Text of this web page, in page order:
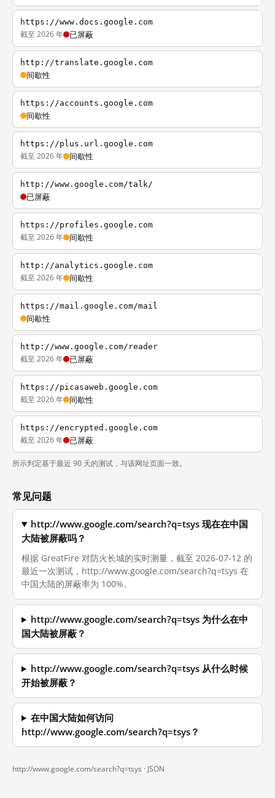
https://www.docs.google.com
截至 2026 年 已屏蔽
http://translate.google.com
间歇性
https://accounts.google.com
间歇性
https://plus.url.google.com
截至 2026 年 间歇性
http://www.google.com/talk/
已屏蔽
https://profiles.google.com
截至 2026 年 间歇性
http://analytics.google.com
截至 2026 年 间歇性
https://mail.google.com/mail
间歇性
http://www.google.com/reader
截至 2026 年 已屏蔽
https://picasaweb.google.com
截至 2026 年 间歇性
https://encrypted.google.com
截至 2026 年 已屏蔽
所示判定基于最近 90 天的测试，与该网址页面一致。
常见问题
http://www.google.com/search?q=tsys 现在在中国
大陆被屏蔽吗？
根据 GreatFire 对防火长城的实时测量，截至 2026-07-12 的
最近一次测试，http://www.google.com/search?q=tsys 在
中国大陆的屏蔽率为 100%。
http://www.google.com/search?q=tsys 为什么在中
国大陆被屏蔽？
http://www.google.com/search?q=tsys 从什么时候
开始被屏蔽？
在中国大陆如何访问
http://www.google.com/search?q=tsys？
http://www.google.com/search?q=tsys · JSON